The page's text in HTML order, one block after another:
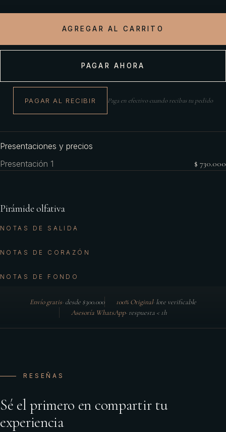
AGREGAR AL CARRITO
PAGAR AHORA
PAGAR AL RECIBIR Paga en efectivo cuando recibas tu pedido
Presentaciones y precios
Presentación 1
$ 730.000
Pirámide olfativa
NOTAS DE SALIDA
NOTAS DE CORAZÓN
NOTAS DE FONDO
Envío gratis· desde $300.000 100% Original· lote verificable
Asesoría WhatsApp· respuesta < 1h
RESEÑAS
Sé el primero en compartir tu
experiencia